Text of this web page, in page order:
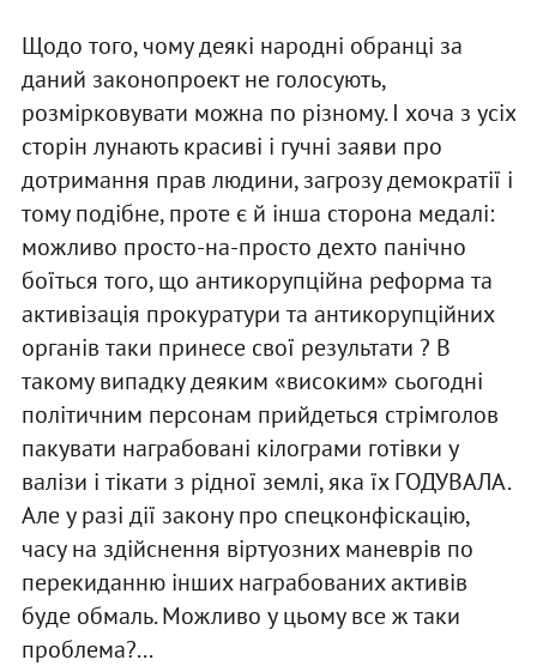
Щодо того, чому деякі народні обранці за
даний законопроект не голосують,
розмірковувати можна по різному. І хоча з усіх
сторін лунають красиві і гучні заяви про
дотримання прав людини, загрозу демократії і
тому подібне, проте є й інша сторона медалі:
можливо просто-на-просто дехто панічно
боїться того, що антикорупційна реформа та
активізація прокуратури та антикорупційних
органів таки принесе свої результати ? В
такому випадку деяким «високим» сьогодні
політичним персонам прийдеться стрімголов
пакувати награбовані кілограми готівки у
валізи і тікати з рідної землі, яка їх ГОДУВАЛА.
Але у разі дії закону про спецконфіскацію,
часу на здійснення віртуозних маневрів по
перекиданню інших награбованих активів
буде обмаль. Можливо у цьому все ж таки
проблема?...